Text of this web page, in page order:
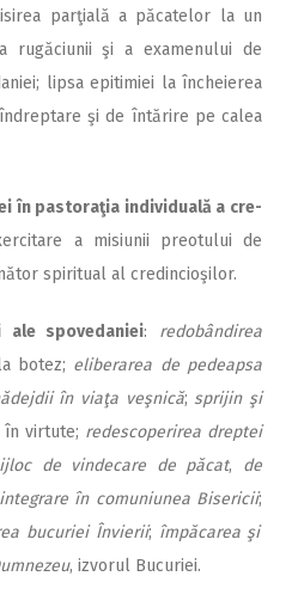
par­ţială a păcatelor la un
rugăciunii şi a examenului de
lipsa epi­ti­miei la încheierea
şi de întărire pe calea
în pastoraţia individuală a cre­
a misiunii preotului de
spiritual al credincioşilor.
ale spo­vedaniei: redobândirea
botez; eli­be­rarea de pedeapsa
în viaţa veş­ni­că; sprijin şi
în virtute; redes­co­pe­rirea dreptei
de vindecare de pă­cat, de
în comuniunea Bi­se­ri­cii;
bucuriei Învierii; împăcarea şi
, izvorul Bucuriei.